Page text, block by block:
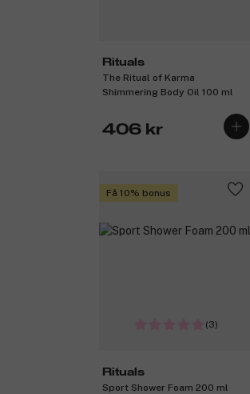
Rituals
The Ritual of Karma
Shimmering Body Oil 100 ml
406 kr
Få 10% bonus
(3)
Rituals
Sport Shower Foam 200 ml